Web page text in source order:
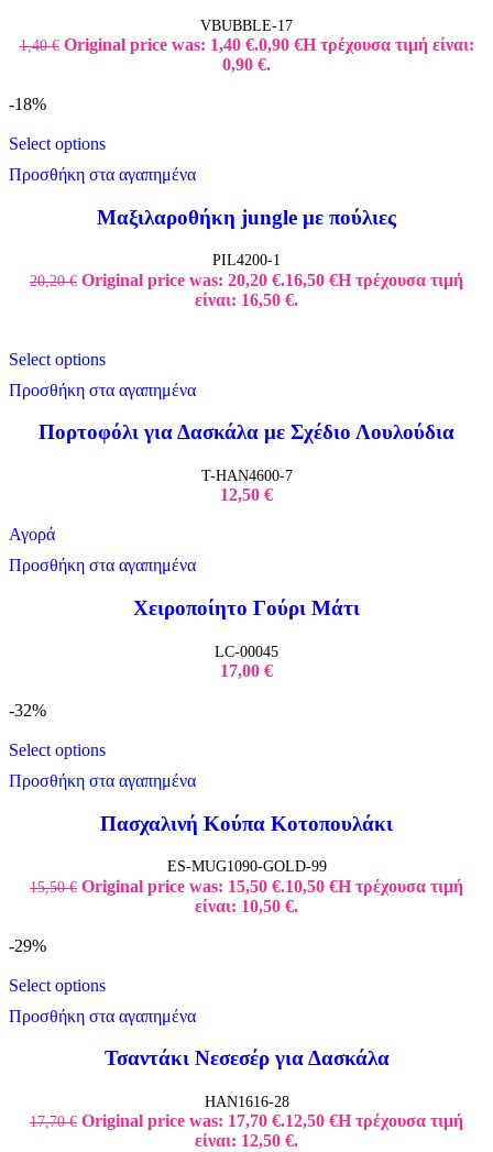
VBUBBLE-17
1,40€ Original price was: 1,40 €.0,90 €Η τρέχουσα τιμή είναι:
0,90 €.
-18%
Select options
Προσθήκη στα αγαπημένα
Μαξιλαροθήκη jungle με πούλιες
PIL4200-1
20,20€ Original price was: 20,20 €.16,50 €Η τρέχουσα τιμή
είναι: 16,50 €.
Select options
Προσθήκη στα αγαπημένα
Πορτοφόλι για Δασκάλα με Σχέδιο Λουλούδια
T-HAN4600-7
12,50 €
Αγορά
Προσθήκη στα αγαπημένα
Χειροποίητο Γούρι Μάτι
LC-00045
17,00 €
-32%
Select options
Προσθήκη στα αγαπημένα
Πασχαλινή Κούπα Κοτοπουλάκι
ES-MUG1090-GOLD-99
15,50€ Original price was: 15,50 €.10,50 €Η τρέχουσα τιμή
είναι: 10,50 €.
-29%
Select options
Προσθήκη στα αγαπημένα
Τσαντάκι Νεσεσέρ για Δασκάλα
HAN1616-28
17,70€ Original price was: 17,70 €.12,50 €Η τρέχουσα τιμή
είναι: 12,50 €.